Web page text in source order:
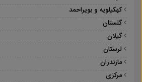
کهکیلویه و بویراحمد
گلستان
گیلان
لرستان
مازندران
مرکزی